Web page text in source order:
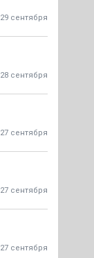
29 сентября
28 сентября
27 сентября
27 сентября
27 сентября